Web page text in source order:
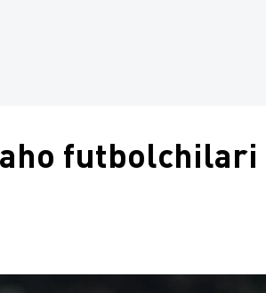
futbolchilari